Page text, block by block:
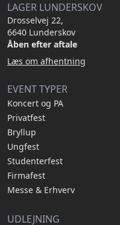
LAGER LUNDERSKOV
Drosselvej 22,
6640 Lunderskov
Åben efter aftale
Læs om afhentning
EVENT TYPER
Koncert og PA
Privatfest
Bryllup
Ungfest
Studenterfest
Firmafest
Messe & Erhverv
UDLEJNING